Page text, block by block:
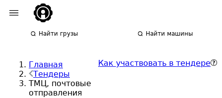
Найти грузы Найти машины
Главная
Тендеры
ТМЦ, почтовые
отправления
Как участвовать в тендере